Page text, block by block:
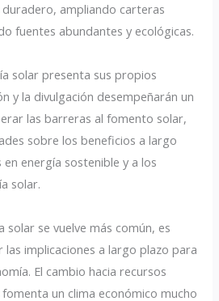
ampliando carteras
fuentes abundantes y ecológicas.
solar presenta sus propios
y la divulgación desempeñarán un
las barreras al fomento solar,
sobre los beneficios a largo
energía sostenible y a los
solar.
solar se vuelve más común, es
implicaciones a largo plazo para
El cambio hacia recursos
un clima económico mucho